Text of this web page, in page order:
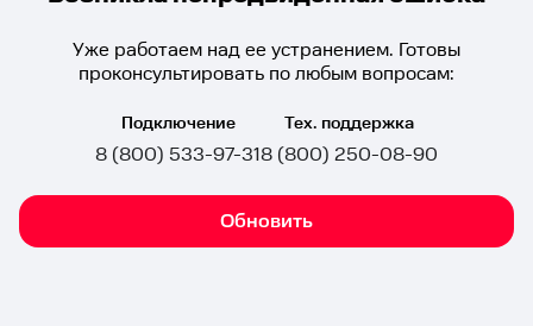
Уже работаем над ее устранением. Готовы
проконсультировать по любым вопросам:
Подключение
8 (800) 533-97-31
Тех. поддержка
8 (800) 250-08-90
Обновить